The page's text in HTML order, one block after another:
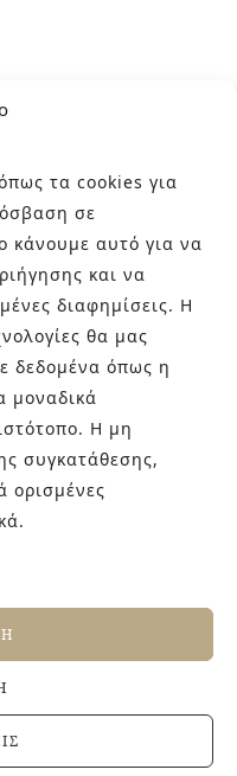
τα cookies για
σε
κάνουμε αυτό για να
και να
διαφημίσεις. Η
θα μας
δεδομένα όπως η
μοναδικά
Η μη
συγκατάθεσης,
ορισμένες
40 χρόνια
και των ειδών υγιεινής,
της νέας
και προτάσεις στον
μας στο 210-
Όλα όσα πρέπει να
για την υγεία και την
προσέγγιση